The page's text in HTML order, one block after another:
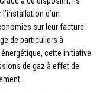
d’un
sur leur facture
de particuliers à
cette initiative
de gaz à effet de